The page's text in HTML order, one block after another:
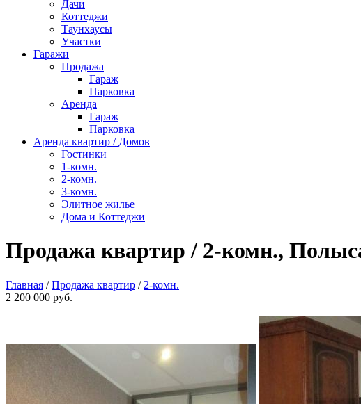
Дачи
Коттеджи
Таунхаусы
Участки
Гаражи
Продажа
Гараж
Парковка
Аренда
Гараж
Парковка
Аренда квартир / Домов
Гостинки
1-комн.
2-комн.
3-комн.
Элитное жилье
Дома и Коттеджи
Продажа квартир / 2-комн.,
Главная /Продажа квартир / 2-комн.
2 200 000 руб.